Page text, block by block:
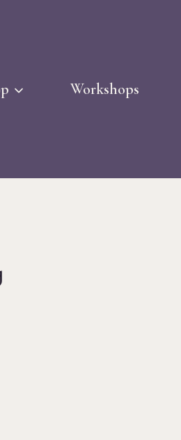
Workshops